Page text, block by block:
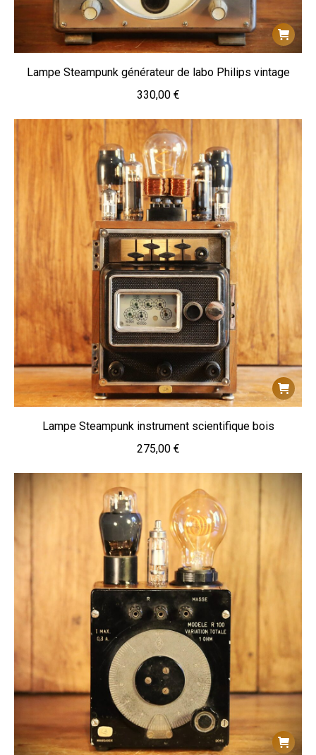
Lampe Steampunk générateur de labo Philips vintage
330,00 €
Lampe Steampunk instrument scientifique bois
275,00 €